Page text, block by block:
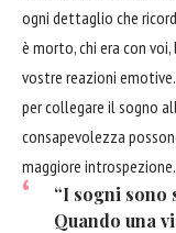
ogni dettaglio che
è morto, chi era con
vostre reazioni
per collegare il sogno
consapevolezza
maggiore introspezione.
“I sogni sono
Quando una